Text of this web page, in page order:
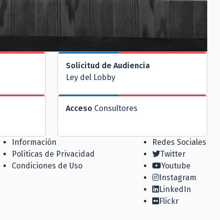
Solicitud de Audiencia
Ley del Lobby
Acceso Consultores
Información
Políticas de Privacidad
Condiciones de Uso
Redes Sociales
Twitter
Youtube
Instagram
LinkedIn
Flickr